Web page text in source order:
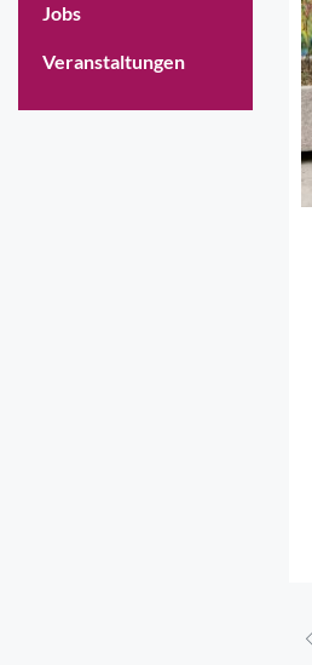
Jobs
Veranstaltungen